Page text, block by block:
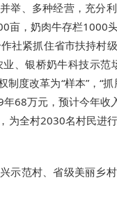
举、多种经营，充分
亩，奶肉牛存栏1000
社紧抓住省市扶持村
、银桥奶牛科技示范
度改革为“样本”，“
68万元，预计今年收
全村2030名村民进
示范村、省级美丽乡